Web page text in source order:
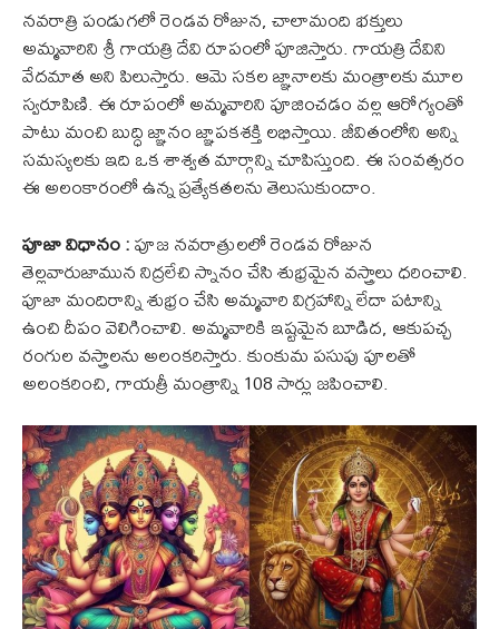
నవరాత్రి పండుగలో రెండవ రోజున, చాలామంది భక్తులు
అమ్మవారిని శ్రీ గాయత్రి దేవి రూపంలో పూజిస్తారు. గాయత్రి దేవిని
వేదమాత అని పిలుస్తారు. ఆమె సకల జ్ఞానాలకు మంత్రాలకు మూల
స్వరూపిణి. ఈ రూపంలో అమ్మవారిని పూజించడం వల్ల ఆరోగ్యంతో
పాటు మంచి బుద్ధి జ్ఞానం జ్ఞాపకశక్తి లభిస్తాయి. జీవితంలోని అన్ని
సమస్యలకు ఇది ఒక శాశ్వత మార్గాన్ని చూపిస్తుంది. ఈ సంవత్సరం
ఈ అలంకారంలో ఉన్న ప్రత్యేకతలను తెలుసుకుందాం.
పూజా విధానం :పూజ నవరాత్రులలో రెండవ రోజున
తెల్లవారుజామున నిద్రలేచి స్నానం చేసి శుభ్రమైన వస్త్రాలు ధరించాలి.
పూజా మందిరాన్ని శుభ్రం చేసి అమ్మవారి విగ్రహాన్ని లేదా పటాన్ని
ఉంచి దీపం వెలిగించాలి. అమ్మవారికి ఇష్టమైన బూడిద, ఆకుపచ్చ
రంగుల వస్త్రాలను అలంకరిస్తారు. కుంకుమ పసుపు పూలతో
అలంకరించి, గాయత్రీ మంత్రాన్ని 108 సార్లు జపించాలి.